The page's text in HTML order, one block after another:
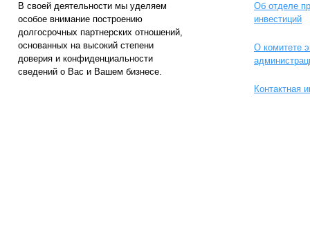
В своей деятельности мы уделяем
особое внимание построению
долгосрочных партнерских отношений,
основанных на высокий степени
доверия и конфиденциальности
сведений о Вас и Вашем бизнесе.
Об отделе
инвестиций
О комитете
Контактная